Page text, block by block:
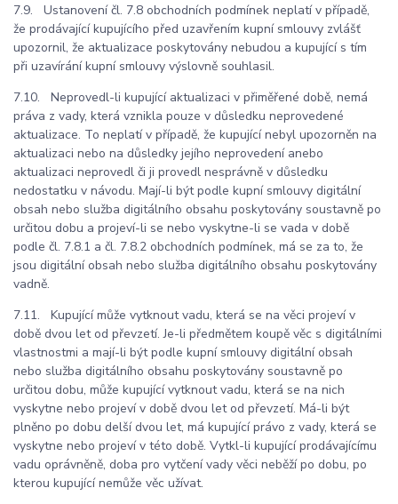
7.9. Ustanovení čl. 7.8 obchodních podmínek neplatí v případě,
že prodávající kupujícího před uzavřením kupní smlouvy zvlášť
upozornil, že aktualizace poskytovány nebudou a kupující s tím
při uzavírání kupní smlouvy výslovně souhlasil.
7.10. Neprovedl-li kupující aktualizaci v přiměřené době, nemá
práva z vady, která vznikla pouze v důsledku neprovedené
aktualizace. To neplatí v případě, že kupující nebyl upozorněn na
aktualizaci nebo na důsledky jejího neprovedení anebo
aktualizaci neprovedl či ji provedl nesprávně v důsledku
nedostatku v návodu. Mají-li být podle kupní smlouvy digitální
obsah nebo služba digitálního obsahu poskytovány soustavně po
určitou dobu a projeví-li se nebo vyskytne-li se vada v době
podle čl. 7.8.1 a čl. 7.8.2 obchodních podmínek, má se za to, že
jsou digitální obsah nebo služba digitálního obsahu poskytovány
vadně.
7.11. Kupující může vytknout vadu, která se na věci projeví v
době dvou let od převzetí. Je-li předmětem koupě věc s digitálními
vlastnostmi a mají-li být podle kupní smlouvy digitální obsah
nebo služba digitálního obsahu poskytovány soustavně po
určitou dobu, může kupující vytknout vadu, která se na nich
vyskytne nebo projeví v době dvou let od převzetí. Má-li být
plněno po dobu delší dvou let, má kupující právo z vady, která se
vyskytne nebo projeví v této době. Vytkl-li kupující prodávajícímu
vadu oprávněně, doba pro vytčení vady věci neběží po dobu, po
kterou kupující nemůže věc užívat.